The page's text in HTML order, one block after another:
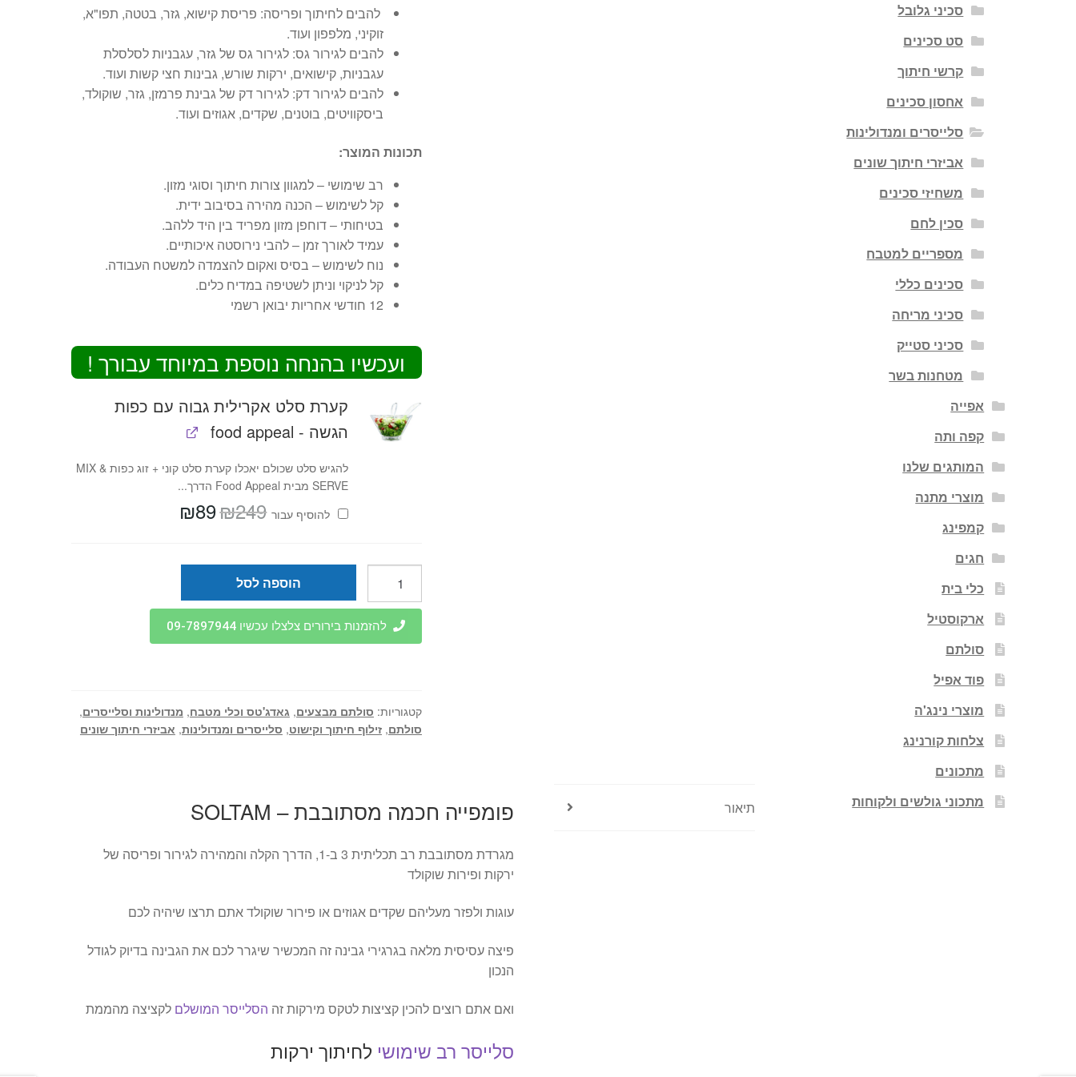
להבים לחיתוך ופריסה: פריסת קישוא, גזר, בטטה, תפו"א,
זוקיני, מלפפון ועוד.
להבים לגירור גס: לגירור גס של גזר, עגבניות לסלסלת
עגבניות, קישואים, ירקות שורש, גבינות חצי קשות ועוד.
להבים לגירור דק: לגירור דק של גבינת פרמזן, גזר, שוקולד,
ביסקוויטים, בוטנים, שקדים, אגוזים ועוד.
תכונות המוצר:
רב שימושי – למגוון צורות חיתוך וסוגי מזון.
קל לשימוש – הכנה מהירה בסיבוב ידית.
בטיחותי – דוחפן מזון מפריד בין היד ללהב.
עמיד לאורך זמן – להבי נירוסטה איכותיים.
נוח לשימוש – בסיס ואקום להצמדה למשטח העבודה.
קל לניקוי וניתן לשטיפה במדיח כלים.
12 חודשי אחריות יבואן רשמי
ועכשיו בהנחה נוספת במיוחד עבורך !
קערת סלט אקרילית גבוה עם כפות
הגשה - food appeal
להגיש סלט שכולם יאכלו קערת סלט קוני + זוג כפות MIX &
SERVE מבית Food Appeal הדרך...
להוסיף⁦⁩ עבור
₪249 המחיר
המקורי
₪89
פומפייה
חכמה
הוספה לסל
להזמנות בירורים צלצלו עכשיו 09-7897944
קטגוריות: סולתם מבצעים, גאדג'טס וכלי מטבח, מנדולינות וסלייסרים,
סולתם,זילוף חיתוך וקישוט, סלייסרים ומנדולינות, אביזרי חיתוך שונים
תיאור פומפייה חכמה מסתובבת – SOLTAM
מגרדת מסתובבת רב תכליתית 3 ב-1, הדרך הקלה והמהירה לגירור ופריסה של
ירקות ופירות שוקולד
עוגות ולפזר מעליהם שקדים אגוזים או פירור שוקולד אתם תרצו שיהיה לכם
פיצה עסיסית מלאה בגרגירי גבינה זה המכשיר שיגרר לכם את הגבינה בדיוק לגודל
הנכון
ואם אתם רוצים להכין קציצות לטקס מירקות זה הסלייסר המושלם לקציצה מהממת
סלייסר רב שימושי לחיתוך ירקות
סכיני גלובל
סט סכינים
קרשי חיתוך
אחסון סכינים
סלייסרים ומנדולינות
אביזרי חיתוך שונים
משחיזי סכינים
סכין לחם
מספריים למטבח
סכינים כללי
סכיני מריחה
סכיני סטייק
מטחנות בשר
אפייה
קפה ותה
המותגים שלנו
מוצרי מתנה
קמפינג
חגים
כלי בית
ארקוסטיל
סולתם
פוד אפיל
מוצרי נינג'ה
צלחות קורנינג
מתכונים
מתכוני גולשים ולקוחות